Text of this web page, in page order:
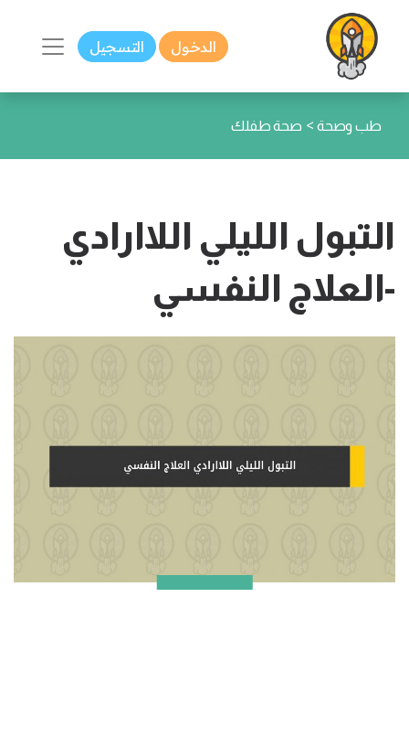
الدخول التسجيل
طب وصحة > صحة طفلك
التبول الليلي اللاارادي
-العلاج النفسي